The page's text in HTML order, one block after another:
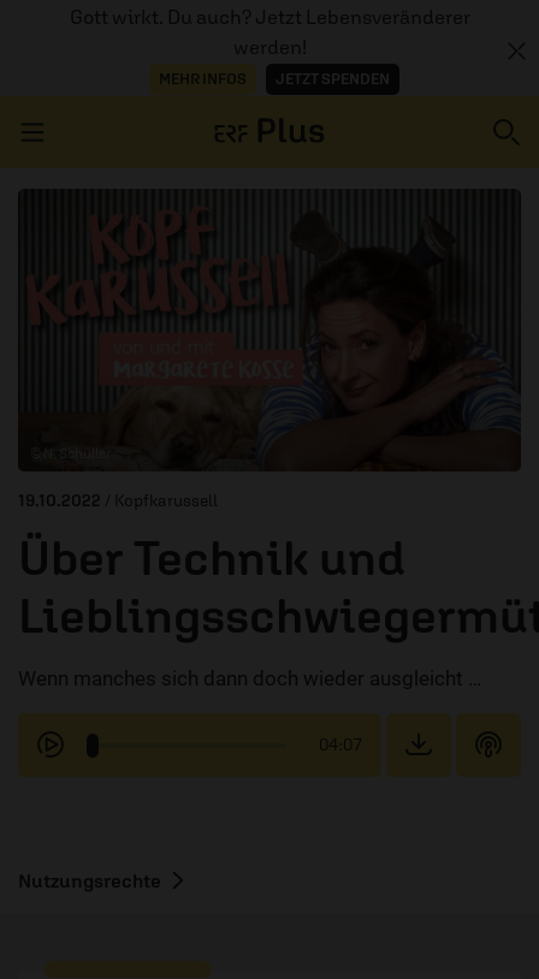
Gott wirkt. Du auch? Jetzt Lebensveränderer
werden!
MEHR INFOS JETZT SPENDEN
ERZÄHL MAL
AUDIOTHEK
PROGRAMM
ÜBER
© N. Schüller
19.10.2022 / Kopfkarussell
Über Technik und
Wenn manches sich dann doch wieder ausgleicht …
04:07
Nutzungsrechte